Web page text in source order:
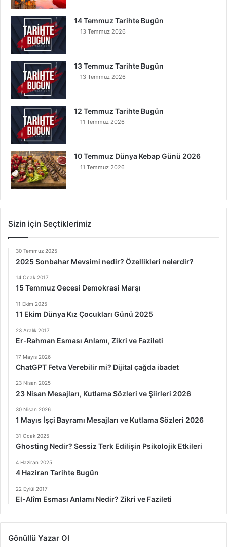
14 Temmuz Tarihte Bugün
13 Temmuz 2026
13 Temmuz Tarihte Bugün
13 Temmuz 2026
12 Temmuz Tarihte Bugün
11 Temmuz 2026
10 Temmuz Dünya Kebap Günü 2026
11 Temmuz 2026
Sizin için Seçtiklerimiz
30 Temmuz 2025
2025 Sonbahar Mevsimi nedir? Özellikleri nelerdir?
14 Ocak 2017
15 Temmuz Gecesi Demokrasi Marşı
11 Ekim 2025
11 Ekim Dünya Kız Çocukları Günü 2025
23 Aralık 2017
Er-Rahman Esması Anlamı, Zikri ve Fazileti
17 Mayıs 2026
ChatGPT Fetva Verebilir mi? Dijital çağda ibadet
23 Nisan 2025
23 Nisan Mesajları, Kutlama Sözleri ve Şiirleri 2026
30 Nisan 2026
1 Mayıs İşçi Bayramı Mesajları ve Kutlama Sözleri 2026
31 Ocak 2025
Ghosting Nedir? Sessiz Terk Edilişin Psikolojik Etkileri
4 Haziran 2025
4 Haziran Tarihte Bugün
22 Eylül 2017
El-Alîm Esması Anlamı Nedir? Zikri ve Fazileti
Gönüllü Yazar Ol